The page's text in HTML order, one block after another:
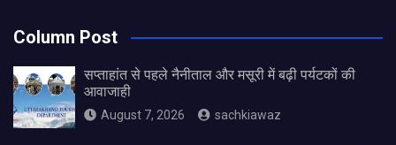
Column Post
सप्ताहांत से पहले नैनीताल और मसूरी में बढ़ी पर्यटकों की
आवाजाही
August 7, 2026 sachkiawaz